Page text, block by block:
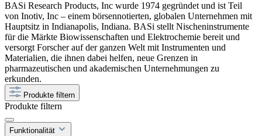
BASi Research Products, Inc wurde 1974 gegründet und ist Teil
von Inotiv, Inc – einem börsennotierten, globalen Unternehmen mit
Hauptsitz in Indianapolis, Indiana. BASi stellt Nischeninstrumente
für die Märkte Biowissenschaften und Elektrochemie bereit und
versorgt Forscher auf der ganzen Welt mit Instrumenten und
Materialien, die ihnen dabei helfen, neue Grenzen in
pharmazeutischen und akademischen Unternehmungen zu
erkunden.
Produkte filtern
Produkte filtern
Funktionalität